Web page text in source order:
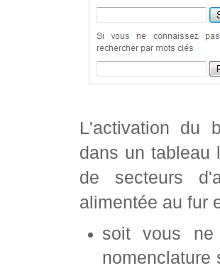
L'activation du
dans un tableau
de secteurs
alimentée au fur
soit vous
nomenclature